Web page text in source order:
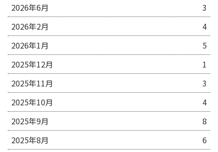
2026年6月
3
2026年2月
4
2026年1月
5
2025年12月
1
2025年11月
3
2025年10月
4
2025年9月
8
2025年8月
6